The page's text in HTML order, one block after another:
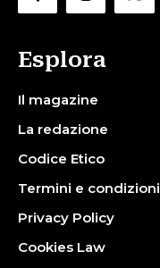
Esplora
Il magazine
La redazione
Codice Etico
Termini e condizioni
Privacy Policy
Cookies Law